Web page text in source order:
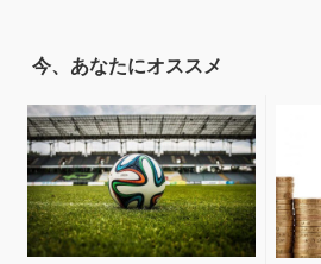
今、あなたにオススメ